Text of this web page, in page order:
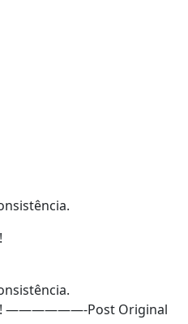
——————-Post Original